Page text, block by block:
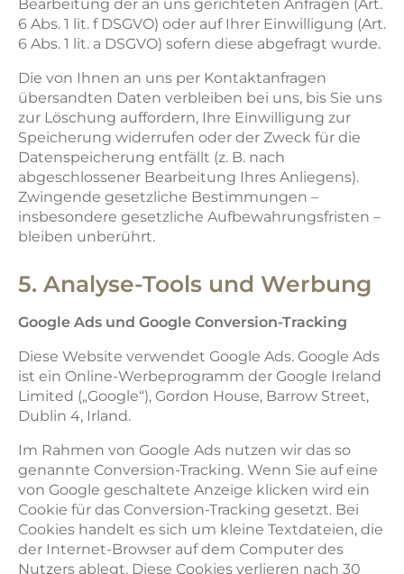
Bearbeitung der an uns gerichteten Anfragen (Art.
6 Abs. 1 lit. f DSGVO) oder auf Ihrer Einwilligung (Art.
6 Abs. 1 lit. a DSGVO) sofern diese abgefragt wurde.
Die von Ihnen an uns per Kontaktanfragen
übersandten Daten verbleiben bei uns, bis Sie uns
zur Löschung auffordern, Ihre Einwilligung zur
Speicherung widerrufen oder der Zweck für die
Datenspeicherung entfällt (z. B. nach
abgeschlossener Bearbeitung Ihres Anliegens).
Zwingende gesetzliche Bestimmungen –
insbesondere gesetzliche Aufbewahrungsfristen –
bleiben unberührt.
5. Analyse-Tools und Werbung
Google Ads und Google Conversion-Tracking
Diese Website verwendet Google Ads. Google Ads
ist ein Online-Werbeprogramm der Google Ireland
Limited („Google“), Gordon House, Barrow Street,
Dublin 4, Irland.
Im Rahmen von Google Ads nutzen wir das so
genannte Conversion-Tracking. Wenn Sie auf eine
von Google geschaltete Anzeige klicken wird ein
Cookie für das Conversion-Tracking gesetzt. Bei
Cookies handelt es sich um kleine Textdateien, die
der Internet-Browser auf dem Computer des
Nutzers ablegt. Diese Cookies verlieren nach 30